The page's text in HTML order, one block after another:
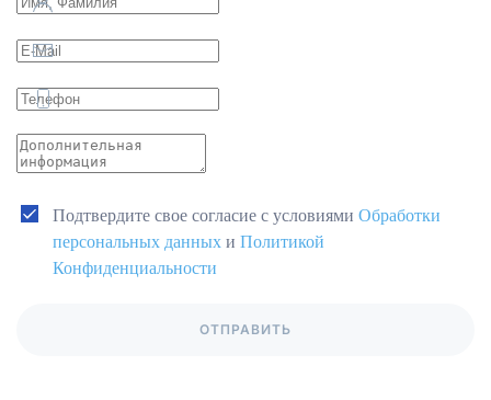
Подтвердите свое согласие с условиями Обработки
персональных данных и Политикой
Конфиденциальности
ОТПРАВИТЬ